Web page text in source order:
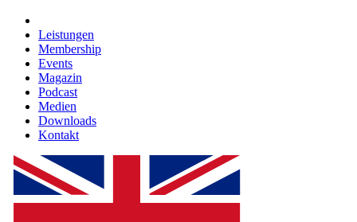
Leistungen
Membership
Events
Magazin
Podcast
Medien
Downloads
Kontakt